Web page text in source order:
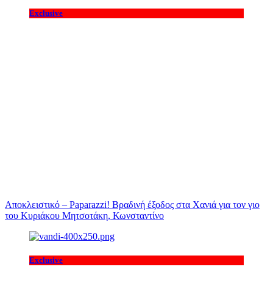
Exclusive
Αποκλειστικό – Paparazzi! Βραδινή έξοδος στα Χανιά για τον γιο
του Κυριάκου Μητσοτάκη, Κωνσταντίνο
Exclusive